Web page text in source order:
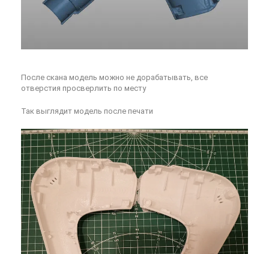
После скана модель можно не дорабатывать, все
отверстия просверлить по месту
Так выглядит модель после печати